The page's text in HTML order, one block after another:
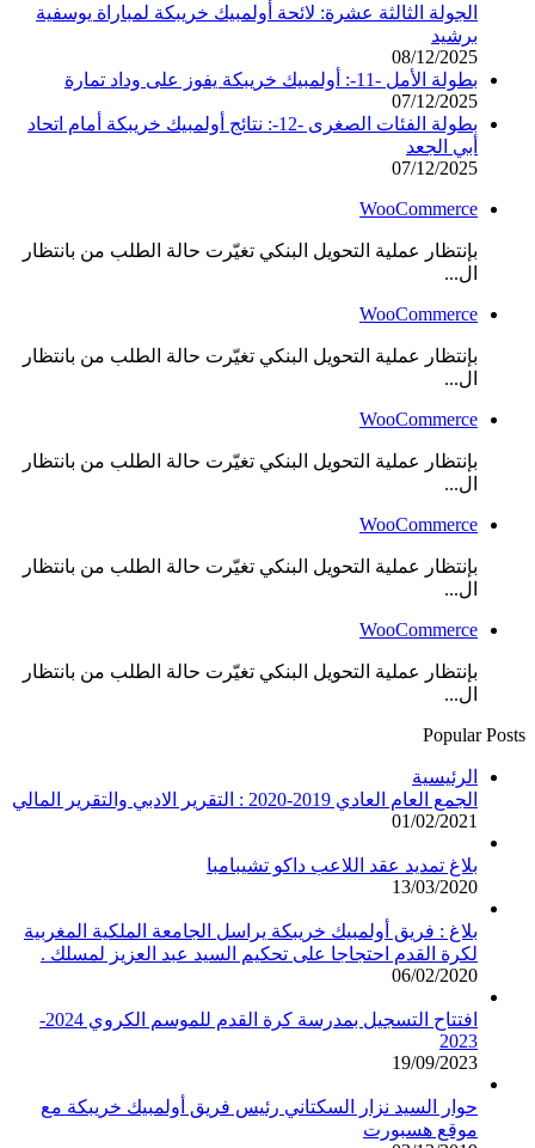
الجولة الثالثة عشرة: لائحة أولمبيك خريبكة لمباراة يوسفية
برشيد
08/12/2025
بطولة الأمل -11-: أولمبيك خريبكة يفوز على وداد تمارة
07/12/2025
بطولة الفئات الصغرى -12-: نتائج أولمبيك خريبكة أمام اتحاد
أبي الجعد
07/12/2025
WooCommerce
بإنتظار عملية التحويل البنكي تغيّرت حالة الطلب من بانتظار
ال...
WooCommerce
بإنتظار عملية التحويل البنكي تغيّرت حالة الطلب من بانتظار
ال...
WooCommerce
بإنتظار عملية التحويل البنكي تغيّرت حالة الطلب من بانتظار
ال...
WooCommerce
بإنتظار عملية التحويل البنكي تغيّرت حالة الطلب من بانتظار
ال...
WooCommerce
بإنتظار عملية التحويل البنكي تغيّرت حالة الطلب من بانتظار
ال...
Popular Posts
الرئيسية
الجمع العام العادي 2019-2020 : التقرير الادبي والتقرير المالي
01/02/2021
بلاغ تمديد عقد اللاعب داكو تشيبامبا
13/03/2020
بلاغ : فريق أولمبيك خريبكة يراسل الجامعة الملكية المغربية
لكرة القدم احتجاجا على تحكيم السيد عبد العزيز لمسلك .
06/02/2020
افتتاح التسجيل بمدرسة كرة القدم للموسم الكروي 2024-
2023
19/09/2023
حوار السيد نزار السكتاني رئيس فريق أولمبيك خريبكة مع
موقع هسبورت